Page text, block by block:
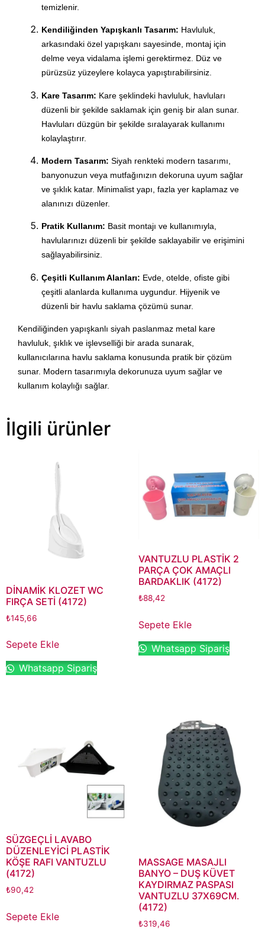
temizlenir.
Kendiliğinden Yapışkanlı Tasarım: Havluluk,
arkasındaki özel yapışkanı sayesinde, montaj için
delme veya vidalama işlemi gerektirmez. Düz ve
pürüzsüz yüzeylere kolayca yapıştırabilirsiniz.
Kare Tasarım: Kare şeklindeki havluluk, havluları
düzenli bir şekilde saklamak için geniş bir alan sunar.
Havluları düzgün bir şekilde sıralayarak kullanımı
kolaylaştırır.
Modern Tasarım: Siyah renkteki modern tasarımı,
banyonuzun veya mutfağınızın dekoruna uyum sağlar
ve şıklık katar. Minimalist yapı, fazla yer kaplamaz ve
alanınızı düzenler.
Pratik Kullanım: Basit montajı ve kullanımıyla,
havlularınızı düzenli bir şekilde saklayabilir ve erişimini
sağlayabilirsiniz.
Çeşitli Kullanım Alanları: Evde, otelde, ofiste gibi
çeşitli alanlarda kullanıma uygundur. Hijyenik ve
düzenli bir havlu saklama çözümü sunar.
Kendiliğinden yapışkanlı siyah paslanmaz metal kare
havluluk, şıklık ve işlevselliği bir arada sunarak,
kullanıcılarına havlu saklama konusunda pratik bir çözüm
sunar. Modern tasarımıyla dekorunuza uyum sağlar ve
kullanım kolaylığı sağlar.
İlgili ürünler
DİNAMİK KLOZET WC
FIRÇA SETİ (4172)
₺145,66
Sepete Ekle
Whatsapp Sipariş
VANTUZLU PLASTİK 2
PARÇA ÇOK AMAÇLI
BARDAKLIK (4172)
₺88,42
Sepete Ekle
Whatsapp Sipariş
SÜZGEÇLİ LAVABO
DÜZENLEYİCİ PLASTİK
KÖŞE RAFI VANTUZLU
(4172)
₺90,42
Sepete Ekle
MASSAGE MASAJLI
BANYO – DUŞ KÜVET
KAYDIRMAZ PASPASI
VANTUZLU 37X69CM.
(4172)
₺319,46